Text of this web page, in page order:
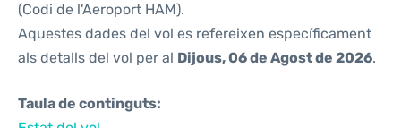
(Codi de l'Aeroport HAM).
Aquestes dades del vol es refereixen específicament
als detalls del vol per al Dijous, 06 de Agost de 2026.
Taula de continguts: